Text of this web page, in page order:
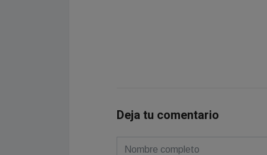
Deja tu comentario